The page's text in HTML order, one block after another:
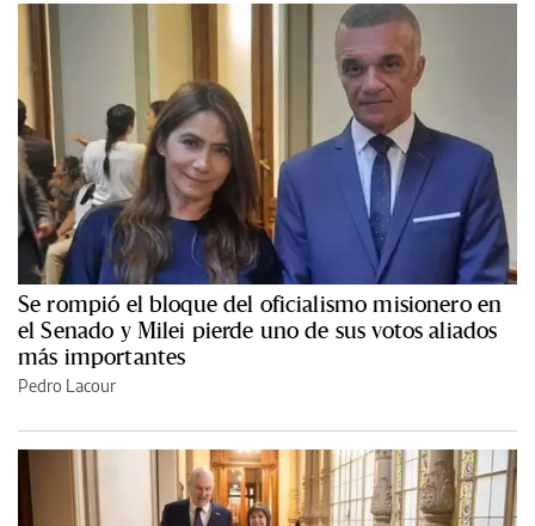
Se rompió el bloque del oficialismo misionero en
el Senado y Milei pierde uno de sus votos aliados
más importantes
Pedro Lacour